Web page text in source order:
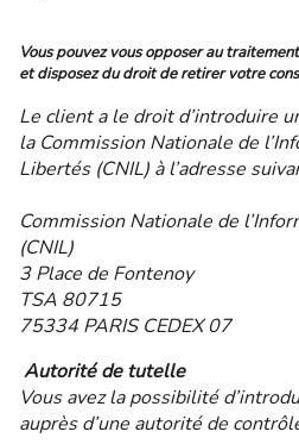
Vous pouvez vous opposer au
et disposez du droit de retirer votre
Le client a le droit d’introduire
la Commission Nationale de
Libertés (CNIL) à l’adresse
Commission Nationale de
(CNIL)
3 Place de Fontenoy
TSA 80715
75334 PARIS CEDEX 07
Autorité de tutelle
Vous avez la possibilité
auprès d’une autorité de